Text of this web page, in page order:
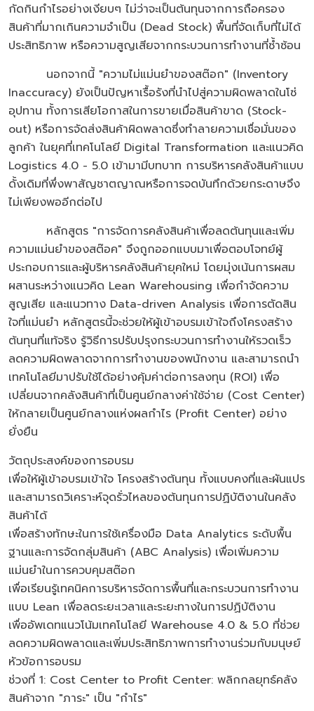
กัดกินกำไรอย่างเงียบๆ ไม่ว่าจะเป็นต้นทุนจากการถือครอง
สินค้าที่มากเกินความจำเป็น (Dead Stock) พื้นที่จัดเก็บที่ไม่ได้
ประสิทธิภาพ หรือความสูญเสียจากกระบวนการทำงานที่ซ้ำซ้อน
นอกจากนี้ "ความไม่แม่นยำของสต๊อก" (Inventory
Inaccuracy) ยังเป็นปัญหาเรื้อรังที่นำไปสู่ความผิดพลาดในโซ่
อุปทาน ทั้งการเสียโอกาสในการขายเมื่อสินค้าขาด (Stock-
out) หรือการจัดส่งสินค้าผิดพลาดซึ่งทำลายความเชื่อมั่นของ
ลูกค้า ในยุคที่เทคโนโลยี Digital Transformation และแนวคิด
Logistics 4.0 - 5.0 เข้ามามีบทบาท การบริหารคลังสินค้าแบบ
ดั้งเดิมที่พึ่งพาสัญชาตญาณหรือการจดบันทึกด้วยกระดาษจึง
ไม่เพียงพออีกต่อไป
หลักสูตร "การจัดการคลังสินค้าเพื่อลดต้นทุนและเพิ่ม
ความแม่นยำของสต๊อค" จึงถูกออกแบบมาเพื่อตอบโจทย์ผู้
ประกอบการและผู้บริหารคลังสินค้ายุคใหม่ โดยมุ่งเน้นการผสม
ผสานระหว่างแนวคิด Lean Warehousing เพื่อกำจัดความ
สูญเสีย และแนวทาง Data-driven Analysis เพื่อการตัดสิน
ใจที่แม่นยำ หลักสูตรนี้จะช่วยให้ผู้เข้าอบรมเข้าใจถึงโครงสร้าง
ต้นทุนที่แท้จริง รู้วิธีการปรับปรุงกระบวนการทำงานให้รวดเร็ว
ลดความผิดพลาดจากการทำงานของพนักงาน และสามารถนำ
เทคโนโลยีมาปรับใช้ได้อย่างคุ้มค่าต่อการลงทุน (ROI) เพื่อ
เปลี่ยนจากคลังสินค้าที่เป็นศูนย์กลางค่าใช้จ่าย (Cost Center)
ให้กลายเป็นศูนย์กลางแห่งผลกำไร (Profit Center) อย่าง
ยั่งยืน
วัตถุประสงค์ของการอบรม
เพื่อให้ผู้เข้าอบรมเข้าใจ โครงสร้างต้นทุน ทั้งแบบคงที่และผันแปร
และสามารถวิเคราะห์จุดรั่วไหลของต้นทุนการปฏิบัติงานในคลัง
สินค้าได้
เพื่อสร้างทักษะในการใช้เครื่องมือ Data Analytics ระดับพื้น
ฐานและการจัดกลุ่มสินค้า (ABC Analysis) เพื่อเพิ่มความ
แม่นยำในการควบคุมสต๊อก
เพื่อเรียนรู้เทคนิคการบริหารจัดการพื้นที่และกระบวนการทำงาน
แบบ Lean เพื่อลดระยะเวลาและระยะทางในการปฏิบัติงาน
เพื่ออัพเดทแนวโน้มเทคโนโลยี Warehouse 4.0 & 5.0 ที่ช่วย
ลดความผิดพลาดและเพิ่มประสิทธิภาพการทำงานร่วมกับมนุษย์
หัวข้อการอบรม
ช่วงที่ 1: Cost Center to Profit Center: พลิกกลยุทธ์คลัง
สินค้าจาก "ภาระ" เป็น "กำไร"